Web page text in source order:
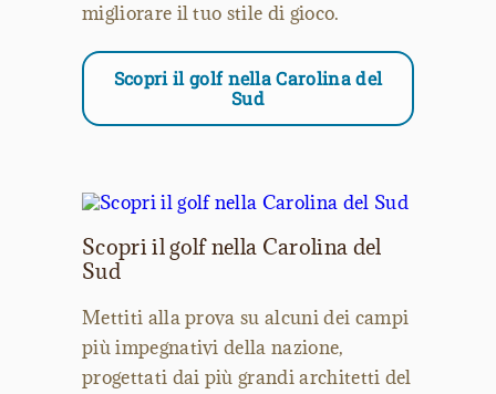
migliorare il tuo stile di gioco.
Scopri il golf nella Carolina del
Sud
Scopri il golf nella Carolina del
Sud
Mettiti alla prova su alcuni dei campi
più impegnativi della nazione,
progettati dai più grandi architetti del